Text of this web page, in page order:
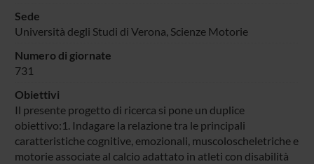
Sede
Università degli Studi di Verona, Scienze Motorie
Numero di giornate
731
Obiettivi
Il presente progetto di ricerca si pone un duplice
obiettivo:1. Indagare la relazione tra le principali
caratteristiche cognitive, emozionali, muscoloscheletriche e
motorie associate al calcio adattato in atleti con disabilità